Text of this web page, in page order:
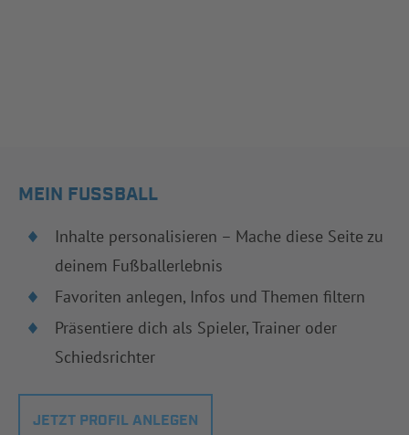
MEIN FUSSBALL
Inhalte personalisieren – Mache diese Seite zu
deinem Fußballerlebnis
Favoriten anlegen, Infos und Themen filtern
Präsentiere dich als Spieler, Trainer oder
Schiedsrichter
JETZT PROFIL ANLEGEN